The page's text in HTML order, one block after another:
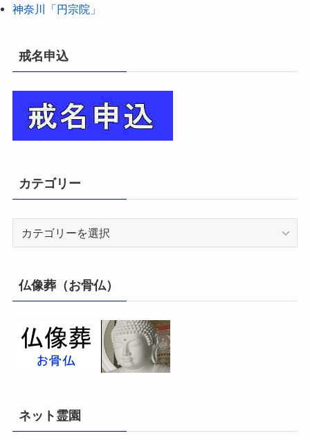
神奈川「円宗院」
戒名申込
カテゴリー
リ
ー
仏像葬（お骨仏）
ネット霊園